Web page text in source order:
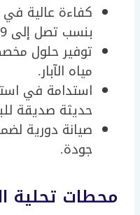
كفاءة عالية في
بنسب تصل إلى 99%.
توفير حلول
مياه الآبار.
استدامة في
حديثة صديقة
صيانة دورية
جودة.
محطات تحلية